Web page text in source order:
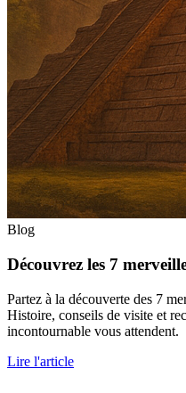
Blog
Découvrez les 7
Partez à la découverte des 7
Histoire, conseils de visite et
incontournable vous attendent.
Lire l'article